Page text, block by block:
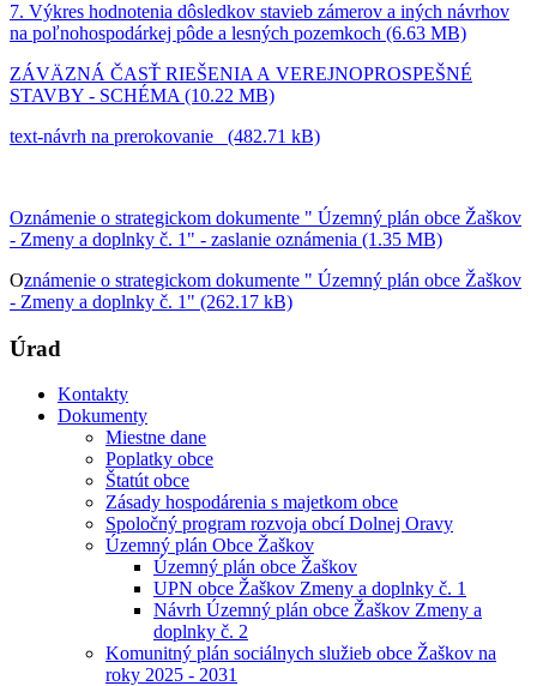
7. Výkres hodnotenia dôsledkov stavieb zámerov a iných návrhov
na poľnohospodárkej pôde a lesných pozemkoch (6.63 MB)
ZÁVÄZNÁ ČASŤ RIEŠENIA A VEREJNOPROSPEŠNÉ
STAVBY - SCHÉMA (10.22 MB)
text-návrh na prerokovanie_ (482.71 kB)
Oznámenie o strategickom dokumente " Územný plán obce Žaškov
- Zmeny a doplnky č. 1" - zaslanie oznámenia (1.35 MB)
Oznámenie o strategickom dokumente " Územný plán obce Žaškov
- Zmeny a doplnky č. 1" (262.17 kB)
Úrad
Kontakty
Dokumenty
Miestne dane
Poplatky obce
Štatút obce
Zásady hospodárenia s majetkom obce
Spoločný program rozvoja obcí Dolnej Oravy
Územný plán Obce Žaškov
Územný plán obce Žaškov
UPN obce Žaškov Zmeny a doplnky č. 1
Návrh Územný plán obce Žaškov Zmeny a
doplnky č. 2
Komunitný plán sociálnych služieb obce Žaškov na
roky 2025 - 2031